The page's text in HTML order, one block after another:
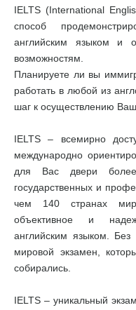
IELTS (International
способ
английским языком и
возможностям.
Планируете ли вы
работать в любой из
шаг к осуществлению
IELTS – всемирно
международно
для Вас двери
государственных и
чем 140 странах
объективное и
английским языком. Без
мировой экзамен,
собирались.
IELTS – уникальный